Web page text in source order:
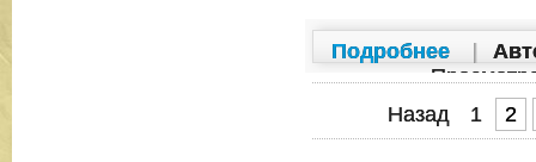
Подробнее |
Назад
1 2